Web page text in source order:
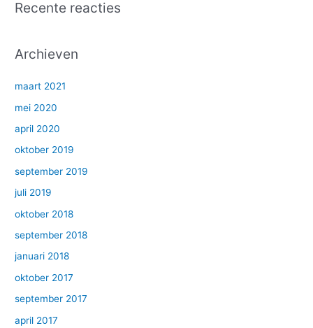
Recente reacties
Archieven
maart 2021
mei 2020
april 2020
oktober 2019
september 2019
juli 2019
oktober 2018
september 2018
januari 2018
oktober 2017
september 2017
april 2017